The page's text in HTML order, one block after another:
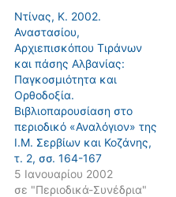
Ντίνας, Κ. 2002.
Αναστασίου,
Αρχιεπισκόπου Τιράνων
και πάσης Αλβανίας:
Παγκοσμιότητα και
Ορθοδοξία.
Βιβλιοπαρουσίαση στο
περιοδικό «Αναλόγιον» της
Ι.Μ. Σερβίων και Κοζάνης,
τ. 2, σσ. 164-167
5 Ιανουαρίου 2002
σε "Περιοδικά-Συνέδρια"